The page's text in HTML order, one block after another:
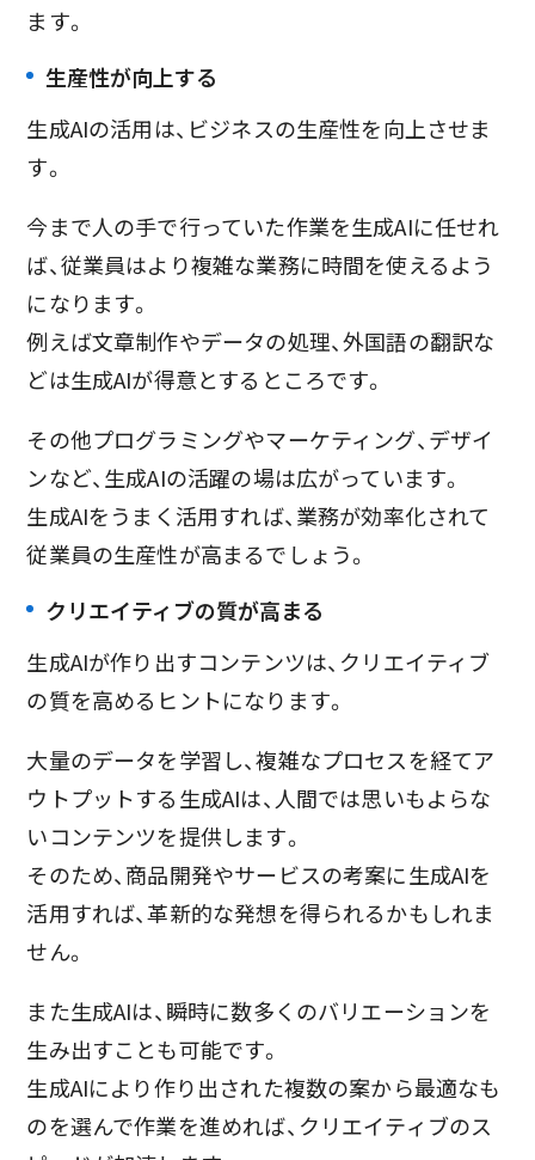
ます。
生産性が向上する
生成AIの活用は、ビジネスの生産性を向上させま
す。
今まで人の手で行っていた作業を生成AIに任せれ
ば、従業員はより複雑な業務に時間を使えるよう
になります。
例えば文章制作やデータの処理、外国語の翻訳な
どは生成AIが得意とするところです。
その他プログラミングやマーケティング、デザイ
ンなど、生成AIの活躍の場は広がっています。
生成AIをうまく活用すれば、業務が効率化されて
従業員の生産性が高まるでしょう。
クリエイティブの質が高まる
生成AIが作り出すコンテンツは、クリエイティブ
の質を高めるヒントになります。
大量のデータを学習し、複雑なプロセスを経てア
ウトプットする生成AIは、人間では思いもよらな
いコンテンツを提供します。
そのため、商品開発やサービスの考案に生成AIを
活用すれば、革新的な発想を得られるかもしれま
せん。
また生成AIは、瞬時に数多くのバリエーションを
生み出すことも可能です。
生成AIにより作り出された複数の案から最適なも
のを選んで作業を進めれば、クリエイティブのス